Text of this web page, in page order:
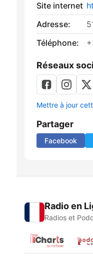
Site internet
Adresse:
Téléphone:
Réseaux
Mettre à jour
Partager
Facebook
Radio en
Radios et